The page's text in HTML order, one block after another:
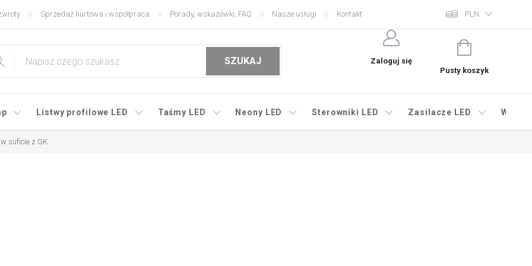
Sprzedaż hurtowa i współpraca Porady, wskazówki, FAQ Nasze usługi Kontakt PLN
SZUKAJ Zaloguj się
KOSZYK
Pusty koszyk
Listwy profilowe LED Taśmy LED Neony LED Sterowniki LED Zasilacze LED
suficie z GK